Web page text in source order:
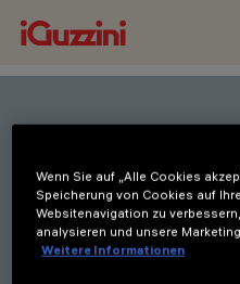
Bleiben Sie
neuesten
dem
Abonnieren
Wenn Sie auf „Alle Cookies
Speicherung von Cookies auf
Websitenavigation zu
analysieren und unsere
Weitere Informationen